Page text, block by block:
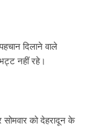
दिलाने वाले
नहीं रहे।
को देहरादून के